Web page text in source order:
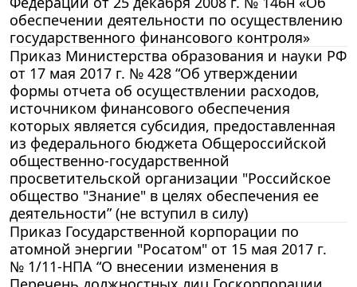
обеспечении деятельности по осуществлению
государственного финансового контроля»
Приказ Министерства образования и науки РФ
от 17 мая 2017 г. № 428 “Об утверждении
формы отчета об осуществлении расходов,
источником финансового обеспечения
которых является субсидия, предоставленная
из федерального бюджета Общероссийской
общественно-государственной
просветительской организации "Российское
общество "Знание" в целях обеспечения ее
деятельности” (не вступил в силу)
Приказ Государственной корпорации по
атомной энергии "Росатом" от 15 мая 2017 г.
№ 1/11-НПА “О внесении изменения в